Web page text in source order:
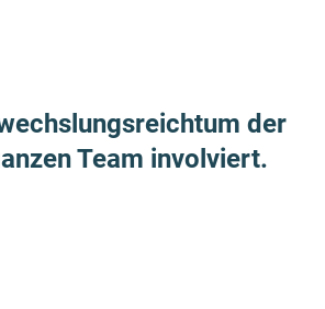
der
Team involviert.